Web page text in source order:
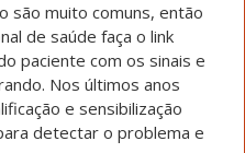
são muito comuns, então
de saúde faça o link
paciente com os sinais e
Nos últimos anos
e sensibilização
detectar o problema e